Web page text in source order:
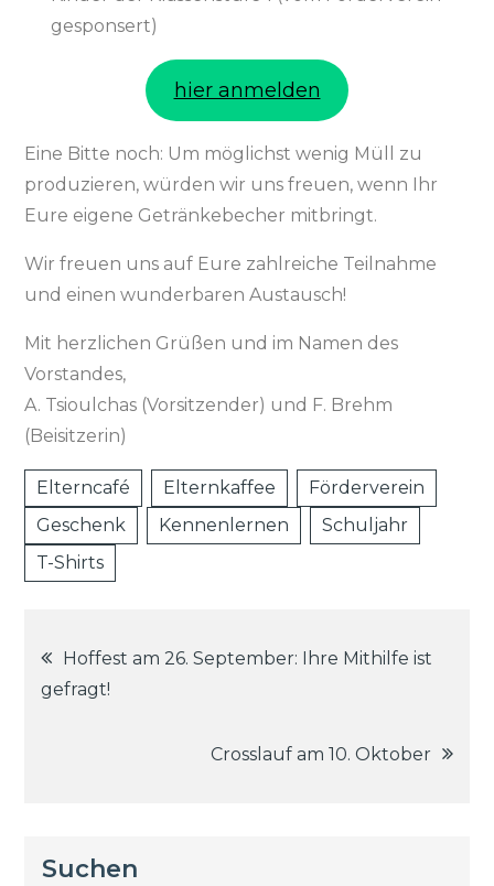
gesponsert)
hier anmelden
Eine Bitte noch: Um möglichst wenig Müll zu
produzieren, würden wir uns freuen, wenn Ihr
Eure eigene Getränkebecher mitbringt.
Wir freuen uns auf Eure zahlreiche Teilnahme
und einen wunderbaren Austausch!
Mit herzlichen Grüßen und im Namen des
Vorstandes,
A. Tsioulchas (Vorsitzender) und F. Brehm
(Beisitzerin)
Elterncafé Elternkaffee
Förderverein
Geschenk
Kennenlernen
Schuljahr
T-Shirts
Beitragsnavigation
Hoffest am 26. September: Ihre Mithilfe ist
gefragt!
Crosslauf am 10. Oktober
Suchen